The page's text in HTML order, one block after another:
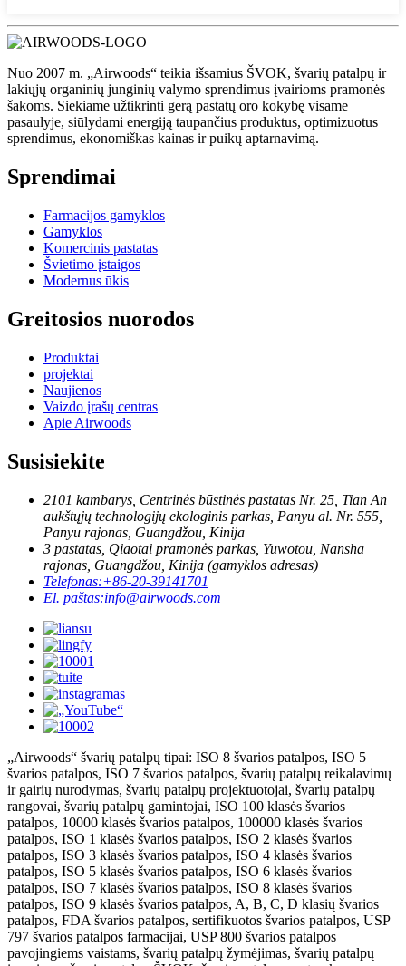
Nuo 2007 m. „Airwoods“ teikia išsamius ŠVOK, švarių patalpų ir
lakiųjų organinių junginių valymo sprendimus įvairioms pramonės
šakoms. Siekiame užtikrinti gerą pastatų oro kokybę visame
pasaulyje, siūlydami energiją taupančius produktus, optimizuotus
sprendimus, ekonomiškas kainas ir puikų aptarnavimą.
Sprendimai
Farmacijos gamyklos
Gamyklos
Komercinis pastatas
Švietimo įstaigos
Modernus ūkis
Greitosios nuorodos
Produktai
projektai
Naujienos
Vaizdo įrašų centras
Apie Airwoods
Susisiekite
2101 kambarys, Centrinės būstinės pastatas Nr. 25, Tian An
aukštųjų technologijų ekologinis parkas, Panyu al. Nr. 555,
Panyu rajonas, Guangdžou, Kinija
3 pastatas, Qiaotai pramonės parkas, Yuwotou, Nansha
rajonas, Guangdžou, Kinija (gamyklos adresas)
Telefonas:+86-20-39141701
El. paštas:info@airwoods.com
„Airwoods“ švarių patalpų tipai: ISO 8 švarios patalpos, ISO 5
švarios patalpos, ISO 7 švarios patalpos, švarių patalpų reikalavimų
ir gairių nurodymas, švarių patalpų projektuotojai, švarių patalpų
rangovai, švarių patalpų gamintojai, ISO 100 klasės švarios
patalpos, 10000 klasės švarios patalpos, 100000 klasės švarios
patalpos, ISO 1 klasės švarios patalpos, ISO 2 klasės švarios
patalpos, ISO 3 klasės švarios patalpos, ISO 4 klasės švarios
patalpos, ISO 5 klasės švarios patalpos, ISO 6 klasės švarios
patalpos, ISO 7 klasės švarios patalpos, ISO 8 klasės švarios
patalpos, ISO 9 klasės švarios patalpos, A, B, C, D klasių švarios
patalpos, FDA švarios patalpos, sertifikuotos švarios patalpos, USP
797 švarios patalpos farmacijai, USP 800 švarios patalpos
pavojingiems vaistams, švarių patalpų žymėjimas, švarių patalpų